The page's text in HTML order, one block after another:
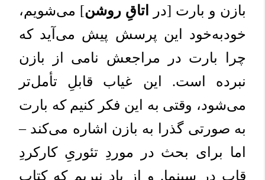
بازن و بارت [در
اتاقِ روشن] می‌شویم،
خود‌به‌خود این پرسش پیش می‌آید که
چرا بارت در مراجعش نامی از بازن
نبرده است. این غیاب قابلِ تأمل‌تر
می‌شود، وقتی به این فکر کنیم که بارت
به صورتی گذرا به بازن اشاره می‌کند –
اما برای بحث در موردِ تئوریِ کارکردِ
قاب در سینما. و از یاد نبریم که کتابِ